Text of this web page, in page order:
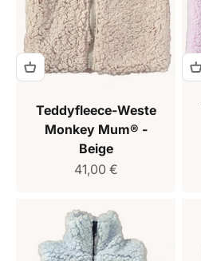
Teddyfleece-Weste
Monkey Mum® -
Beige
Verkaufspreis
41,00 €